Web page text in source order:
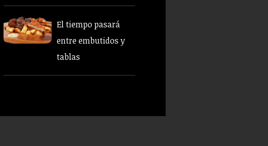
El tiempo pasará
entre embutidos y
tablas